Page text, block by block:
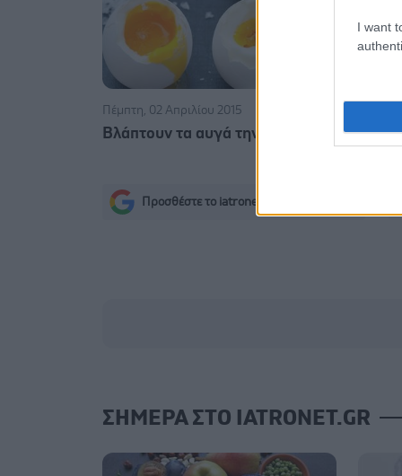
I want
Πέμπτη, 02 Απριλίου 2015
Βλάπτουν τα αυγά την υγεία;
Τετάρτη, 06
Προσθέστε το iatronet.gr στο Discover
ΣΗΜΕΡΑ ΣΤΟ IATRONET.GR